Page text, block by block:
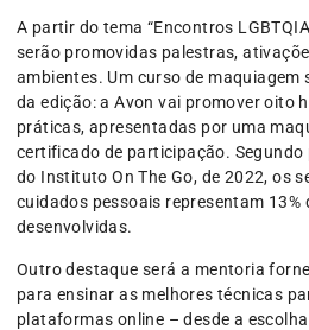
A partir do tema “Encontros
serão promovidas palestras,
ambientes. Um curso de
da edição: a Avon vai promover oito
práticas, apresentadas por uma
certificado de participação. Segundo
do Instituto On The Go, de 2022, os
cuidados pessoais representam 13%
desenvolvidas.
Outro destaque será a mentoria
para ensinar as melhores técnicas
plataformas online – desde a